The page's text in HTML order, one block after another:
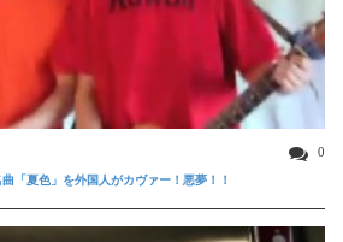
0
「夏色」を外国人がカヴァー！悪夢！！